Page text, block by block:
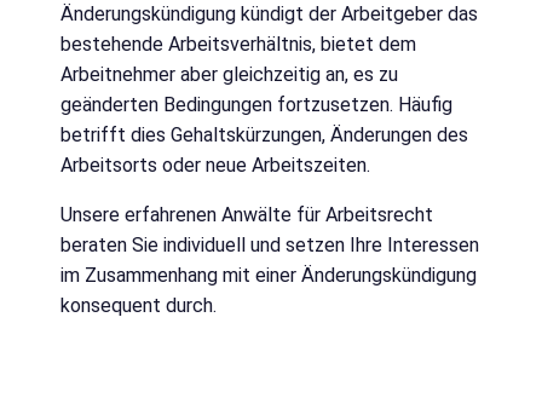
Änderungskündigung kündigt der Arbeitgeber das
bestehende Arbeitsverhältnis, bietet dem
Arbeitnehmer aber gleichzeitig an, es zu
geänderten Bedingungen fortzusetzen. Häufig
betrifft dies Gehaltskürzungen, Änderungen des
Arbeitsorts oder neue Arbeitszeiten.
Unsere erfahrenen Anwälte für Arbeitsrecht
beraten Sie individuell und setzen Ihre Interessen
im Zusammenhang mit einer Änderungskündigung
konsequent durch.